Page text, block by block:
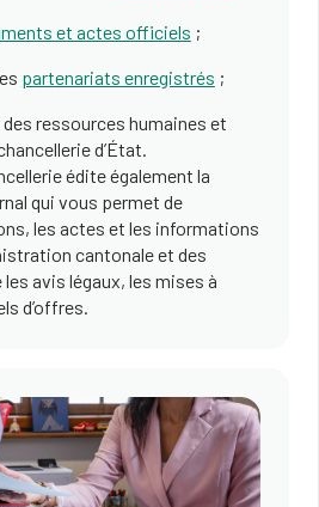
et actes officiels ;
partenariats enregistrés ;
ressources humaines et
d’État.
édite également la
qui vous permet de
les actes et les informations
cantonale et des
avis légaux, les mises à
d’offres.